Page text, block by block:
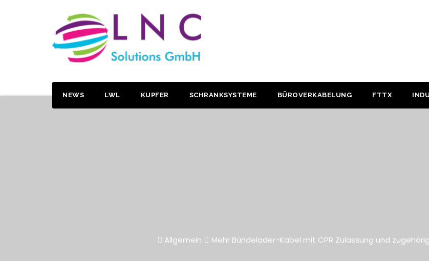
NEWS LWL KUPFER SCHRANKSYSTEME BÜROVERKABELUNG FTTX
Allgemein Mehr Bündelader-Kabel mit CPR Zulassung und